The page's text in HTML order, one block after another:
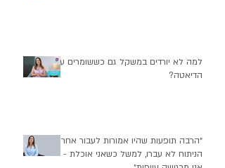
למה לא יורדים במשקל גם כששומרים על
הדיאטה?
״הרבה תופעות שהיו אמורות לעבור אחרי
הניתוח לא עברו, למשל כשאני אוכלת -